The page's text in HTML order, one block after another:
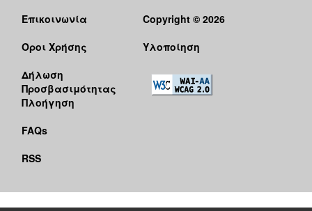
Επικοινωνία
Όροι Χρήσης
Δήλωση
Προσβασιμότητας
Πλοήγηση
FAQs
RSS
Copyright © 2026
Υλοποίηση